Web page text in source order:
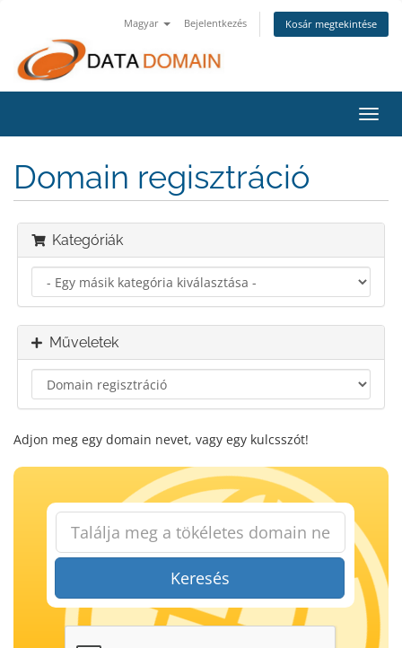
Magyar Bejelentkezés Kosár megtekintése
a
Domain regisztráció
Kategóriák
Műveletek
Adjon meg egy domain nevet, vagy egy kulcsszót!
Keresés